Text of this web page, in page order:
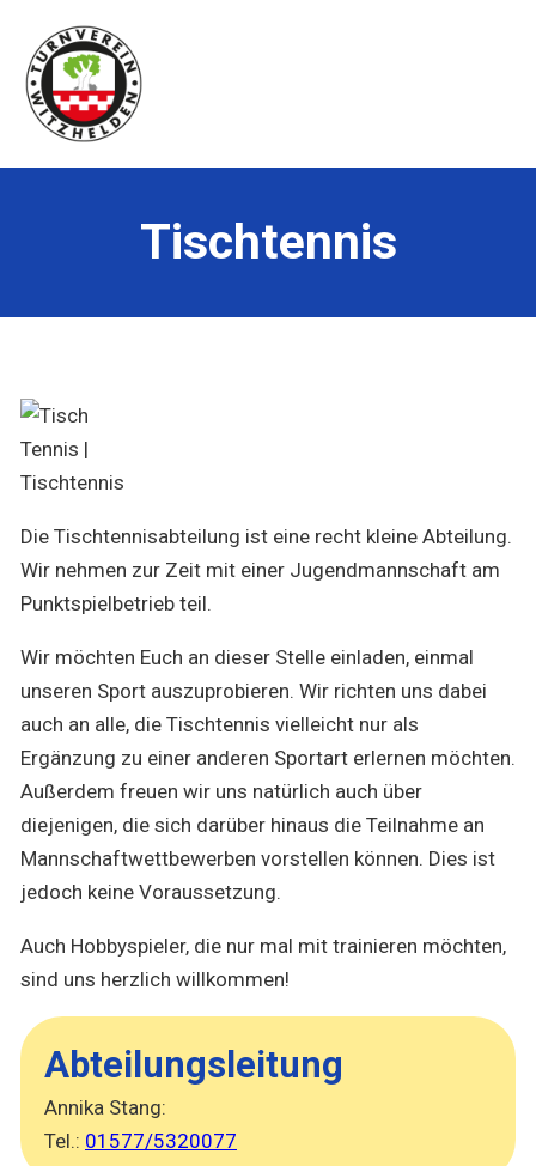
Tischtennis
Die Tischtennisabteilung ist eine recht kleine Abteilung.
Wir nehmen zur Zeit mit einer Jugendmannschaft am
Punktspielbetrieb teil.
Wir möchten Euch an dieser Stelle einladen, einmal
unseren Sport auszuprobieren. Wir richten uns dabei
auch an alle, die Tischtennis vielleicht nur als
Ergänzung zu einer anderen Sportart erlernen möchten.
Außerdem freuen wir uns natürlich auch über
diejenigen, die sich darüber hinaus die Teilnahme an
Mannschaftwettbewerben vorstellen können. Dies ist
jedoch keine Voraussetzung.
Auch Hobbyspieler, die nur mal mit trainieren möchten,
sind uns herzlich willkommen!
Abteilungsleitung
Annika Stang:
Tel.: 01577/5320077